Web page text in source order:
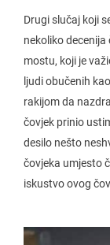
Drugi slučaj koji
nekoliko decenija
mostu, koji je
ljudi obučenih
rakijom da
čovjek prinio
desilo nešto
čovjeka umjesto
iskustvo ovog